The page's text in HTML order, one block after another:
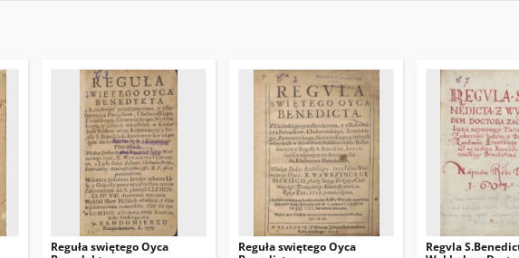
Reguła swiętego Oyca
Reguła swiętego Oyca
Regvla